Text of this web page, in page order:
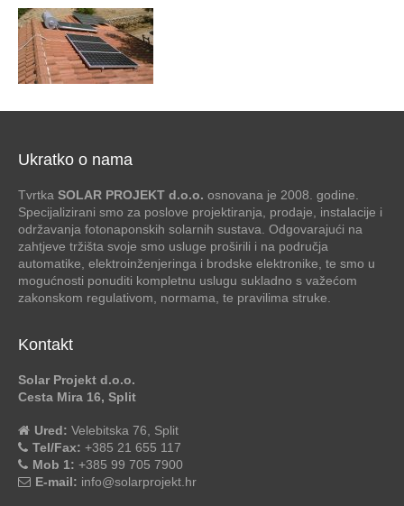
Ukratko o nama
Tvrtka SOLAR PROJEKT d.o.o. osnovana je 2008. godine.
Specijalizirani smo za poslove projektiranja, prodaje, instalacije i
održavanja fotonaponskih solarnih sustava. Odgovarajući na
zahtjeve tržišta svoje smo usluge proširili i na područja
automatike, elektroinženjeringa i brodske elektronike, te smo u
mogućnosti ponuditi kompletnu uslugu sukladno s važećom
zakonskom regulativom, normama, te pravilima struke.
Kontakt
Solar Projekt d.o.o.
Cesta Mira 16, Split
Ured: Velebitska 76, Split
Tel/Fax: +385 21 655 117
Mob 1: +385 99 705 7900
E-mail: info@solarprojekt.hr